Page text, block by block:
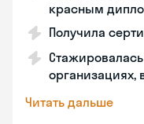
красным
Получила
организациях,
Читать дальше